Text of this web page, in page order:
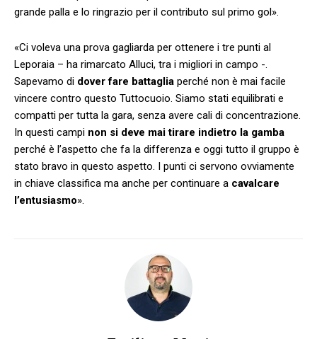
grande palla e lo ringrazio per il contributo sul primo gol».
«Ci voleva una prova gagliarda per ottenere i tre punti al
Leporaia – ha rimarcato Alluci, tra i migliori in campo -.
Sapevamo di dover fare battaglia perché non è mai facile
vincere contro questo Tuttocuoio. Siamo stati equilibrati e
compatti per tutta la gara, senza avere cali di concentrazione.
In questi campi non si deve mai tirare indietro la gamba
perché è l’aspetto che fa la differenza e oggi tutto il gruppo è
stato bravo in questo aspetto. I punti ci servono ovviamente
in chiave classifica ma anche per continuare a cavalcare
l’entusiasmo».